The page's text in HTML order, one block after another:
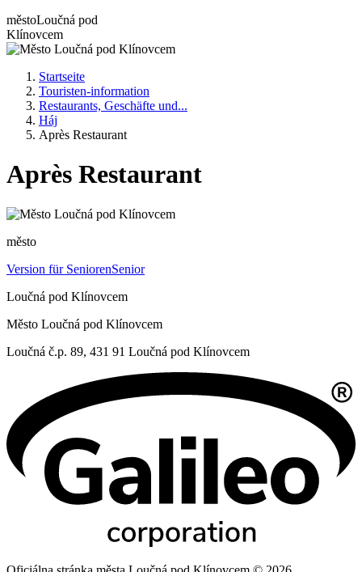
městoLoučná pod
Klínovcem
Startseite
Touristen-information
Restaurants, Geschäfte und...
Háj
Après Restaurant
Après Restaurant
město
Version für SeniorenSenior
Loučná pod Klínovcem
Město Loučná pod Klínovcem
Loučná č.p. 89, 431 91 Loučná pod Klínovcem